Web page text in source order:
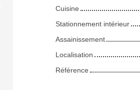
Cuisine
Stationnement intérieur
Assainissement
Localisation
Référence